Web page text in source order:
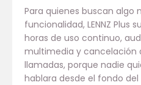
Para quienes buscan algo
funcionalidad, LENNZ Plus
horas de uso continuo,
multimedia y cancelación
llamadas, porque nadie
hablara desde el fondo del